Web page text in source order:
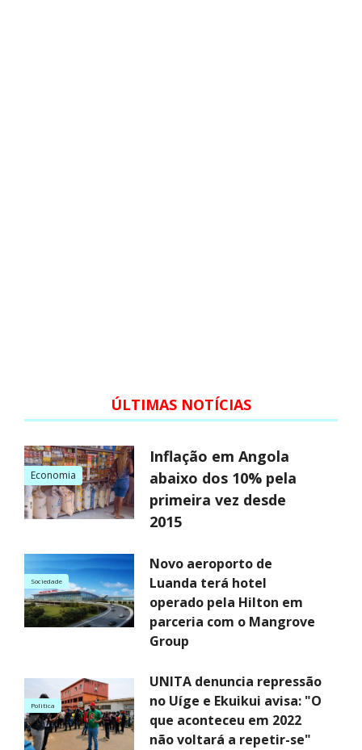
ÚLTIMAS NOTÍCIAS
Economia
Inflação em Angola
abaixo dos 10% pela
primeira vez desde
2015
Sociedade
Novo aeroporto de
Luanda terá hotel
operado pela Hilton em
parceria com o Mangrove
Group
Politica
UNITA denuncia repressão
no Uíge e Ekuikui avisa: "O
que aconteceu em 2022
não voltará a repetir-se"